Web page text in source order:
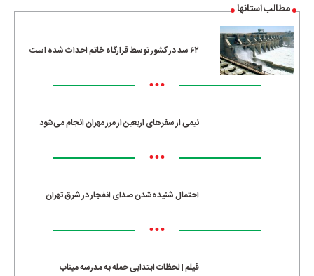
مطالب استانها
۶۲ سد در کشور توسط قرارگاه خاتم احداث شده است
•••
نیمی از سفرهای اربعین از مرز مهران انجام می‌شود
•••
احتمال شنیده‌شدن صدای انفجار در شرق تهران
•••
فیلم | لحظات ابتدایی حمله به مدرسه میناب